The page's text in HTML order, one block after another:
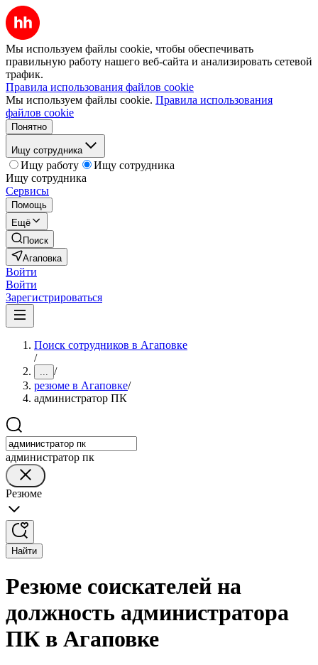
Мы используем файлы cookie, чтобы обеспечивать
правильную работу нашего веб-сайта и анализировать сетевой
трафик.
Правила использования файлов cookie
Мы используем файлы cookie. Правила использования
файлов cookie
Понятно
Ищу сотрудника
Ищу работу
Ищу сотрудника
Ищу сотрудника
Сервисы
Помощь
Ещё
Поиск
Агаповка
Войти
Войти
Зарегистрироваться
Поиск сотрудников в Агаповке
/
... /
резюме в Агаповке/
администратор ПК
администратор пк
Резюме
Найти
Резюме соискателей на
должность администратора
ПК в Агаповке